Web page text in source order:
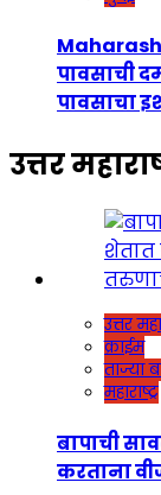
पावसाची
पावसाचा
उत्तर
उत्तर
क्राईम
ताज्या
महाराष्ट्र
बापाची
करताना